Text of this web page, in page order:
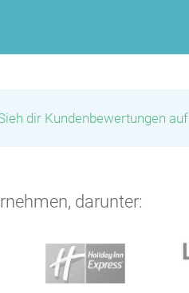
dir Kundenbewertungen auf
darunter: